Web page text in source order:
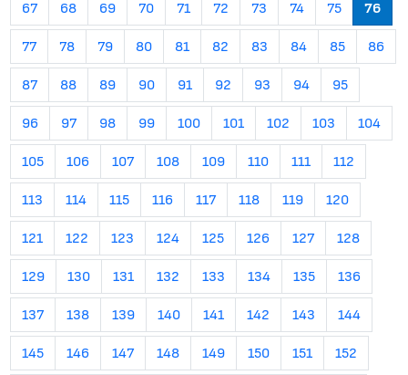
67 68 69 70 71 72 73 74 75 76
77 78 79 80 81 82 83 84 85 86
87 88 89 90 91 92 93 94 95
96 97 98 99 100 101 102 103 104
105 106 107 108 109 110 111 112
113 114 115 116 117 118 119 120
121 122 123 124 125 126 127 128
129 130 131 132 133 134 135 136
137 138 139 140 141 142 143 144
145 146 147 148 149 150 151 152